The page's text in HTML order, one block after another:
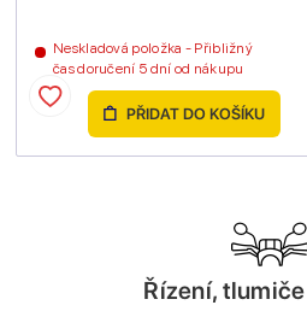
Neskladová položka - Přibližný
čas doručení 5 dní od nákupu
PŘIDAT DO KOŠÍKU
Řízení,